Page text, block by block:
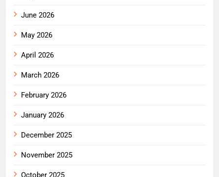
June 2026
May 2026
April 2026
March 2026
February 2026
January 2026
December 2025
November 2025
October 2025